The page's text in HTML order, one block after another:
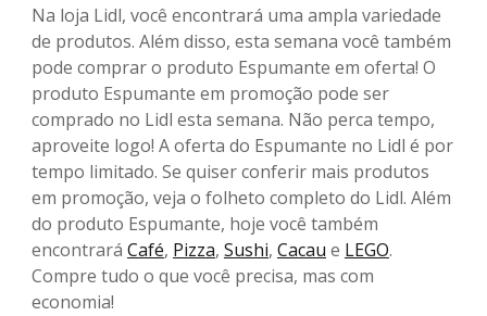
Na loja Lidl, você encontrará uma ampla variedade
de produtos. Além disso, esta semana você também
pode comprar o produto Espumante em oferta! O
produto Espumante em promoção pode ser
comprado no Lidl esta semana. Não perca tempo,
aproveite logo! A oferta do Espumante no Lidl é por
tempo limitado. Se quiser conferir mais produtos
em promoção, veja o folheto completo do Lidl. Além
do produto Espumante, hoje você também
encontrará Café, Pizza, Sushi, Cacau e LEGO.
Compre tudo o que você precisa, mas com
economia!